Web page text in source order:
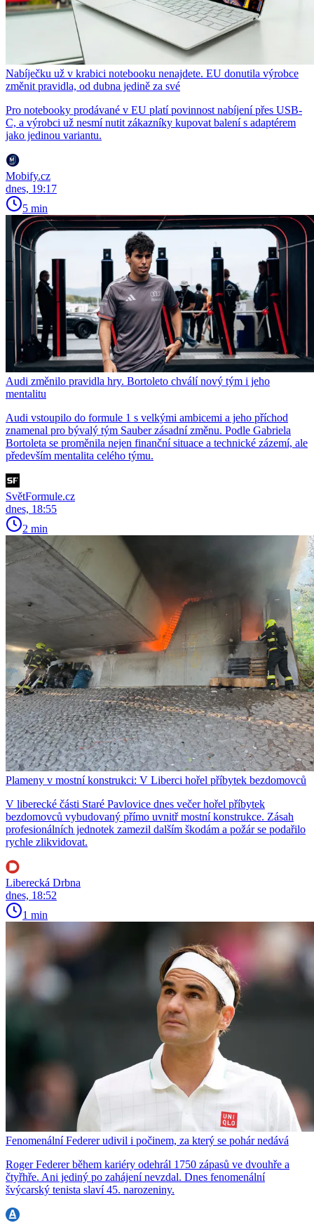
Nabíječku už v krabici notebooku nenajdete. EU donutila výrobce
změnit pravidla, od dubna jedině za své
Pro notebooky prodávané v EU platí povinnost nabíjení přes USB-
C, a výrobci už nesmí nutit zákazníky kupovat balení s adaptérem
jako jedinou variantu.
Mobify.cz
dnes, 19:17
5 min
Audi změnilo pravidla hry. Bortoleto chválí nový tým i jeho
mentalitu
Audi vstoupilo do formule 1 s velkými ambicemi a jeho příchod
znamenal pro bývalý tým Sauber zásadní změnu. Podle Gabriela
Bortoleta se proměnila nejen finanční situace a technické zázemí, ale
především mentalita celého týmu.
SvětFormule.cz
dnes, 18:55
2 min
Plameny v mostní konstrukci: V Liberci hořel příbytek bezdomovců
V liberecké části Staré Pavlovice dnes večer hořel příbytek
bezdomovců vybudovaný přímo uvnitř mostní konstrukce. Zásah
profesionálních jednotek zamezil dalším škodám a požár se podařilo
rychle zlikvidovat.
Liberecká Drbna
dnes, 18:52
1 min
Fenomenální Federer udivil i počinem, za který se pohár nedává
Roger Federer během kariéry odehrál 1750 zápasů ve dvouhře a
čtyřhře. Ani jediný po zahájení nevzdal. Dnes fenomenální
švýcarský tenista slaví 45. narozeniny.